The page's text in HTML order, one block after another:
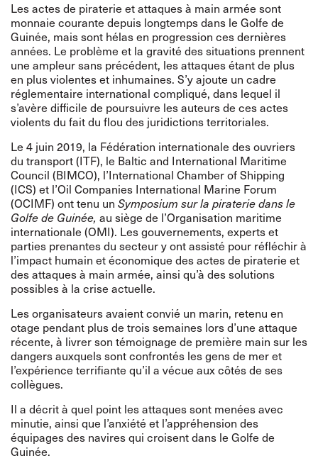
Les actes de piraterie et attaques à main armée sont
monnaie courante depuis longtemps dans le Golfe de
Guinée, mais sont hélas en progression ces dernières
années. Le problème et la gravité des situations prennent
une ampleur sans précédent, les attaques étant de plus
en plus violentes et inhumaines. S’y ajoute un cadre
réglementaire international compliqué, dans lequel il
s’avère difficile de poursuivre les auteurs de ces actes
violents du fait du flou des juridictions territoriales.
Le 4 juin 2019, la Fédération internationale des ouvriers
du transport (ITF), le Baltic and International Maritime
Council (BIMCO), l’International Chamber of Shipping
(ICS) et l’Oil Companies International Marine Forum
(OCIMF) ont tenu un Symposium sur la piraterie dans le
Golfe de Guinée, au siège de l’Organisation maritime
internationale (OMI). Les gouvernements, experts et
parties prenantes du secteur y ont assisté pour réfléchir à
l’impact humain et économique des actes de piraterie et
des attaques à main armée, ainsi qu’à des solutions
possibles à la crise actuelle.
Les organisateurs avaient convié un marin, retenu en
otage pendant plus de trois semaines lors d’une attaque
récente, à livrer son témoignage de première main sur les
dangers auxquels sont confrontés les gens de mer et
l’expérience terrifiante qu’il a vécue aux côtés de ses
collègues.
Il a décrit à quel point les attaques sont menées avec
minutie, ainsi que l’anxiété et l’appréhension des
équipages des navires qui croisent dans le Golfe de
Guinée.